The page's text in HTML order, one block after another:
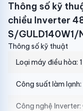
Thông số kỹ
chiều Inverter
S/GULD140W1/
Thông số kỹ thuật
Loại máy điều hòa:
Công suất làm lạnh:
Công nghệ Inverter: